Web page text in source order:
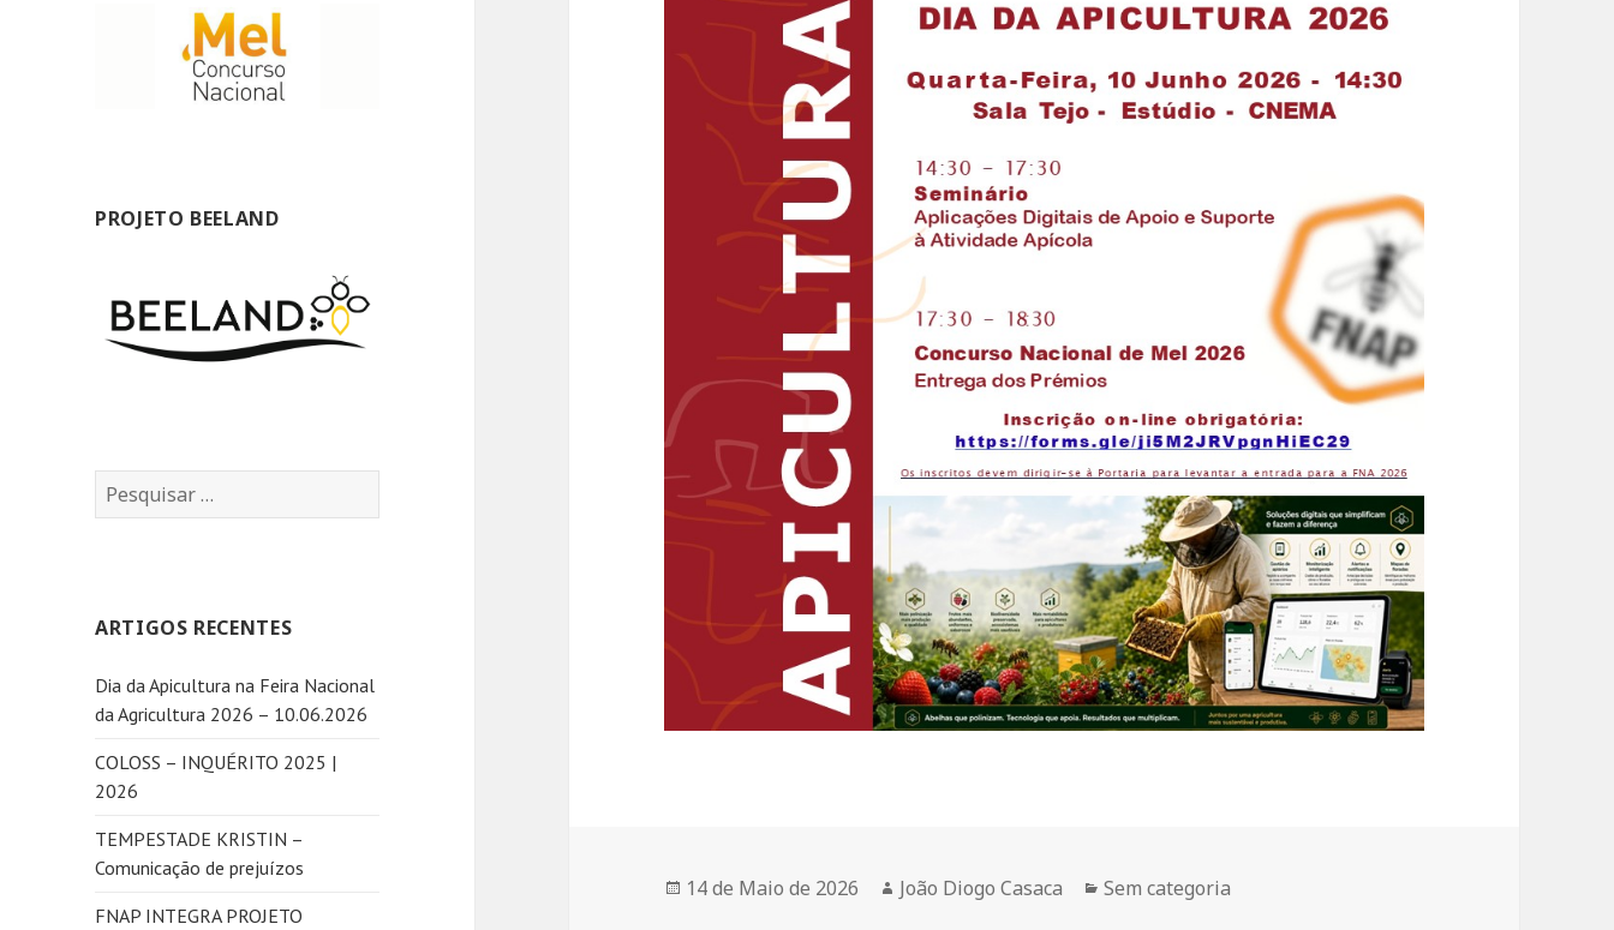
PROJETO BEELAND
P
e
i
a
r
o
r
:
ARTIGOS RECENTES
Dia da Apicultura na Feira Nacional
da Agricultura 2026 – 10.06.2026
COLOSS – INQUÉRITO 2025 |
2026
TEMPESTADE KRISTIN –
Comunicação de prejuízos
FNAP INTEGRA PROJETO
Publicado
14 de Maio de 2026 Autor
João Diogo Casaca Categorias
Sem categoria